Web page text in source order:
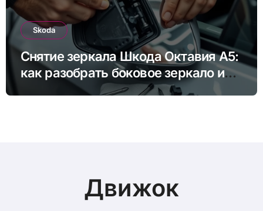
Skoda
Снятие зеркала Шкода Октавия А5:
как разобрать боковое зеркало и
снять зеркальный элемент своими
Движок